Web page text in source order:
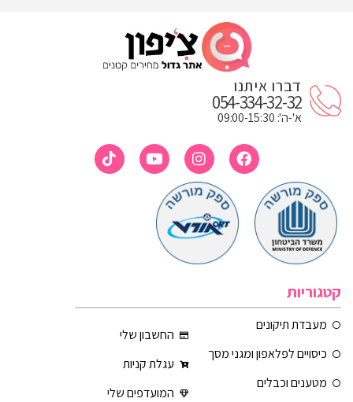
דברו איתנו
054-334-32-32
א'-ה': 09:00-15:30
קטגוריות
מעבדת תיקונים
כיסויים לפלאפון ומגני מסך
מטענים וכבלים
החשבון שלי
עגלת קניות
המועדפים שלי